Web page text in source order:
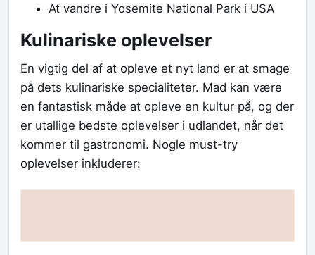
At vandre i Yosemite National Park i USA
Kulinariske oplevelser
En vigtig del af at opleve et nyt land er at smage
på dets kulinariske specialiteter. Mad kan være
en fantastisk måde at opleve en kultur på, og der
er utallige bedste oplevelser i udlandet, når det
kommer til gastronomi. Nogle must-try
oplevelser inkluderer: